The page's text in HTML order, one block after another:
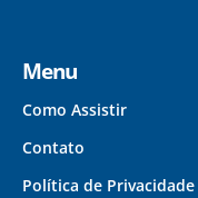
Menu
Como Assistir
Contato
Política de Privacidade